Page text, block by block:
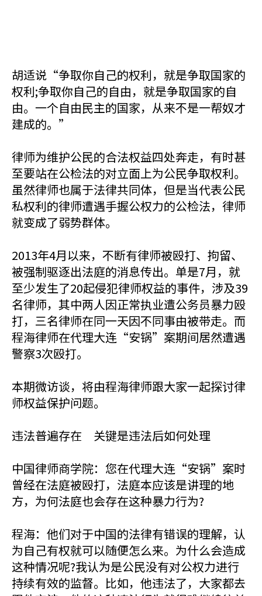
胡适说“争取你自己的权利，就是争取国家的
权利;争取你自己的自由，就是争取国家的自
由。一个自由民主的国家，从来不是一帮奴才
建成的。”
律师为维护公民的合法权益四处奔走，有时甚
至要站在公检法的对立面上为公民争取权利。
虽然律师也属于法律共同体，但是当代表公民
私权利的律师遭遇手握公权力的公检法，律师
就变成了弱势群体。
2013年4月以来，不断有律师被殴打、拘留、
被强制驱逐出法庭的消息传出。单是7月，就
至少发生了20起侵犯律师权益的事件，涉及39
名律师，其中两人因正常执业遭公务员暴力殴
打，三名律师在同一天因不同事由被带走。而
程海律师在代理大连“安锅”案期间居然遭遇
警察3次殴打。
本期微访谈，将由程海律师跟大家一起探讨律
师权益保护问题。
违法普遍存在 关键是违法后如何处理
中国律师商学院：您在代理大连“安锅”案时
曾经在法庭被殴打，法庭本应该是讲理的地
方，为何法庭也会存在这种暴力行为?
程海：他们对于中国的法律有错误的理解，认
为自己有权就可以随便怎么来。为什么会造成
这种情况呢?我认为是公民没有对公权力进行
持续有效的监督。比如，他违法了，大家都去